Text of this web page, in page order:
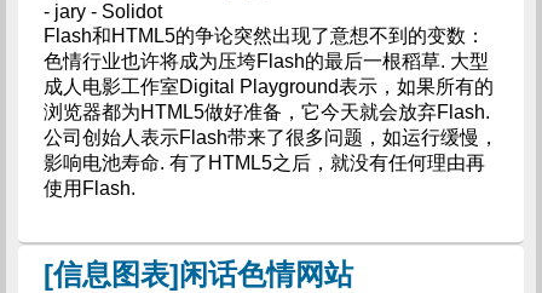
- jary - Solidot
Flash和HTML5的争论突然出现了意想不到的变数：
色情行业也许将成为压垮Flash的最后一根稻草. 大型
成人电影工作室Digital Playground表示，如果所有的
浏览器都为HTML5做好准备，它今天就会放弃Flash.
公司创始人表示Flash带来了很多问题，如运行缓慢，
影响电池寿命. 有了HTML5之后，就没有任何理由再
使用Flash.
[信息图表]闲话色情网站